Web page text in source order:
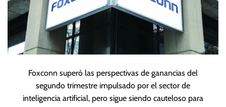
Foxconn superó las perspectivas de ganancias del
segundo trimestre impulsado por el sector de
inteligencia artificial, pero sigue siendo cauteloso para